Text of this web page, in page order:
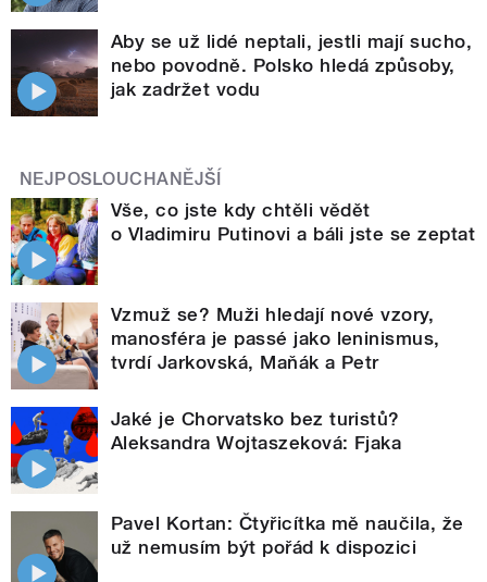
Aby se už lidé neptali, jestli mají sucho,
nebo povodně. Polsko hledá způsoby,
jak zadržet vodu
NEJPOSLOUCHANĚJŠÍ
Vše, co jste kdy chtěli vědět
o Vladimiru Putinovi a báli jste se zeptat
Vzmuž se? Muži hledají nové vzory,
manosféra je passé jako leninismus,
tvrdí Jarkovská, Maňák a Petr
Jaké je Chorvatsko bez turistů?
Aleksandra Wojtaszeková: Fjaka
Pavel Kortan: Čtyřicítka mě naučila, že
už nemusím být pořád k dispozici